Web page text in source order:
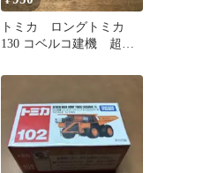
トミカ ロングトミカ
130 コベルコ建機 超大
SK3500D